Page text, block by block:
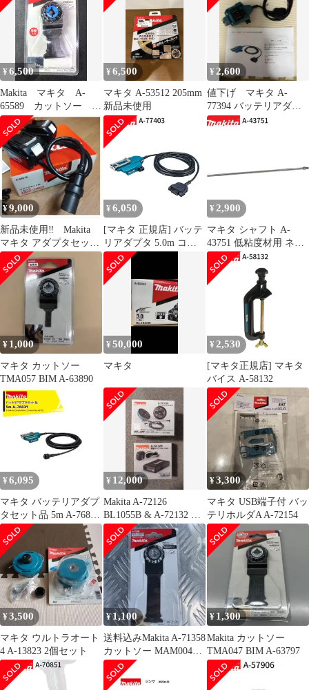
¥6,500
Makita マキタ A-
65589 カットソー
TMA061HM
¥6,500
マキタ A-53512 205mm
新品未使用
¥2,600
値下げ マキタ A-
77394 バッテリアダプ
タ 1.6m
¥9,000
新品未使用‼ Makita
マキタ アダプタセット
品 A-69076 18V×2
¥ 6,050
[マキタ 正規店] バッテ
リアダプタ 5.0m コネ
クタ式 A-77403 makita
純正 パーツ 部品 正規
品 おすすめ 便利
¥ 2,900
マキタ シャフト A-
43751 低粘度材用 ネジ
込み式 M12 カクハン機
用 makita 正規品 純正品
撹拌機 撹拌 かくはん機
かくはん アクセサリ ア
タッチメント 部品 交換
¥ 1,000
マキタ カットソー
TMA057 BIM A-63890
¥50,000
マキタ
¥ 2,530
[マキタ正規店] マキタ
バイス A-58132
¥ 6,095
マキタ バッテリアダプ
タセット品 5m A-76831
適用モデル：UP180D
¥ 12,000
Makita A-72126
BL1055B & A-72132 セ
ット
¥3,300
マキタ USB端子付 バッ
テリホルダA A-72154
¥3,500
マキタ ウルトラオート
4 A-13823 2個セット
¥1,100
送料込みMakita A-71358
カットソー MAM004
SK一枚
¥ 1,300
Makita カットソー
TMA047 BIM A-63797